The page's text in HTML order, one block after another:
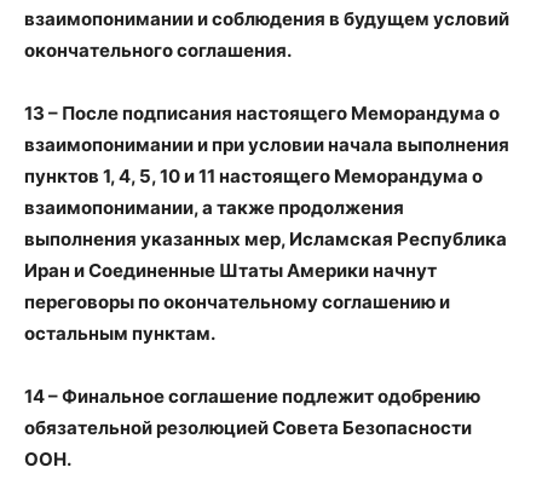
взаимопонимании и соблюдения в будущем условий
окончательного соглашения.
13 – После подписания настоящего Меморандума о
взаимопонимании и при условии начала выполнения
пунктов 1, 4, 5, 10 и 11 настоящего Меморандума о
взаимопонимании, а также продолжения
выполнения указанных мер, Исламская Республика
Иран и Соединенные Штаты Америки начнут
переговоры по окончательному соглашению и
остальным пунктам.
14 – Финальное соглашение подлежит одобрению
обязательной резолюцией Совета Безопасности
ООН.